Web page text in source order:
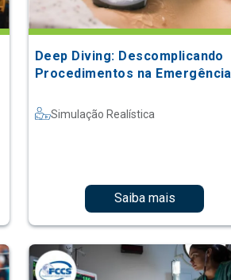
Deep Diving: Descomplicando
Procedimentos na Emergência
Simulação Realística
Saiba mais